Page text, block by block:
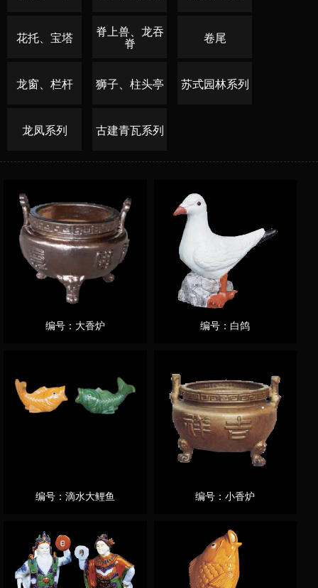
花托、宝塔 脊上兽、龙吞
脊 卷尾
龙窗、栏杆 狮子、柱头亭 苏式园林系列
龙凤系列 古建青瓦系列
编号：大香炉 编号：白鸽
编号：滴水大鲤鱼 编号：小香炉